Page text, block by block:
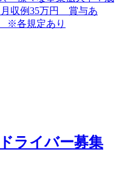
ライバー募集